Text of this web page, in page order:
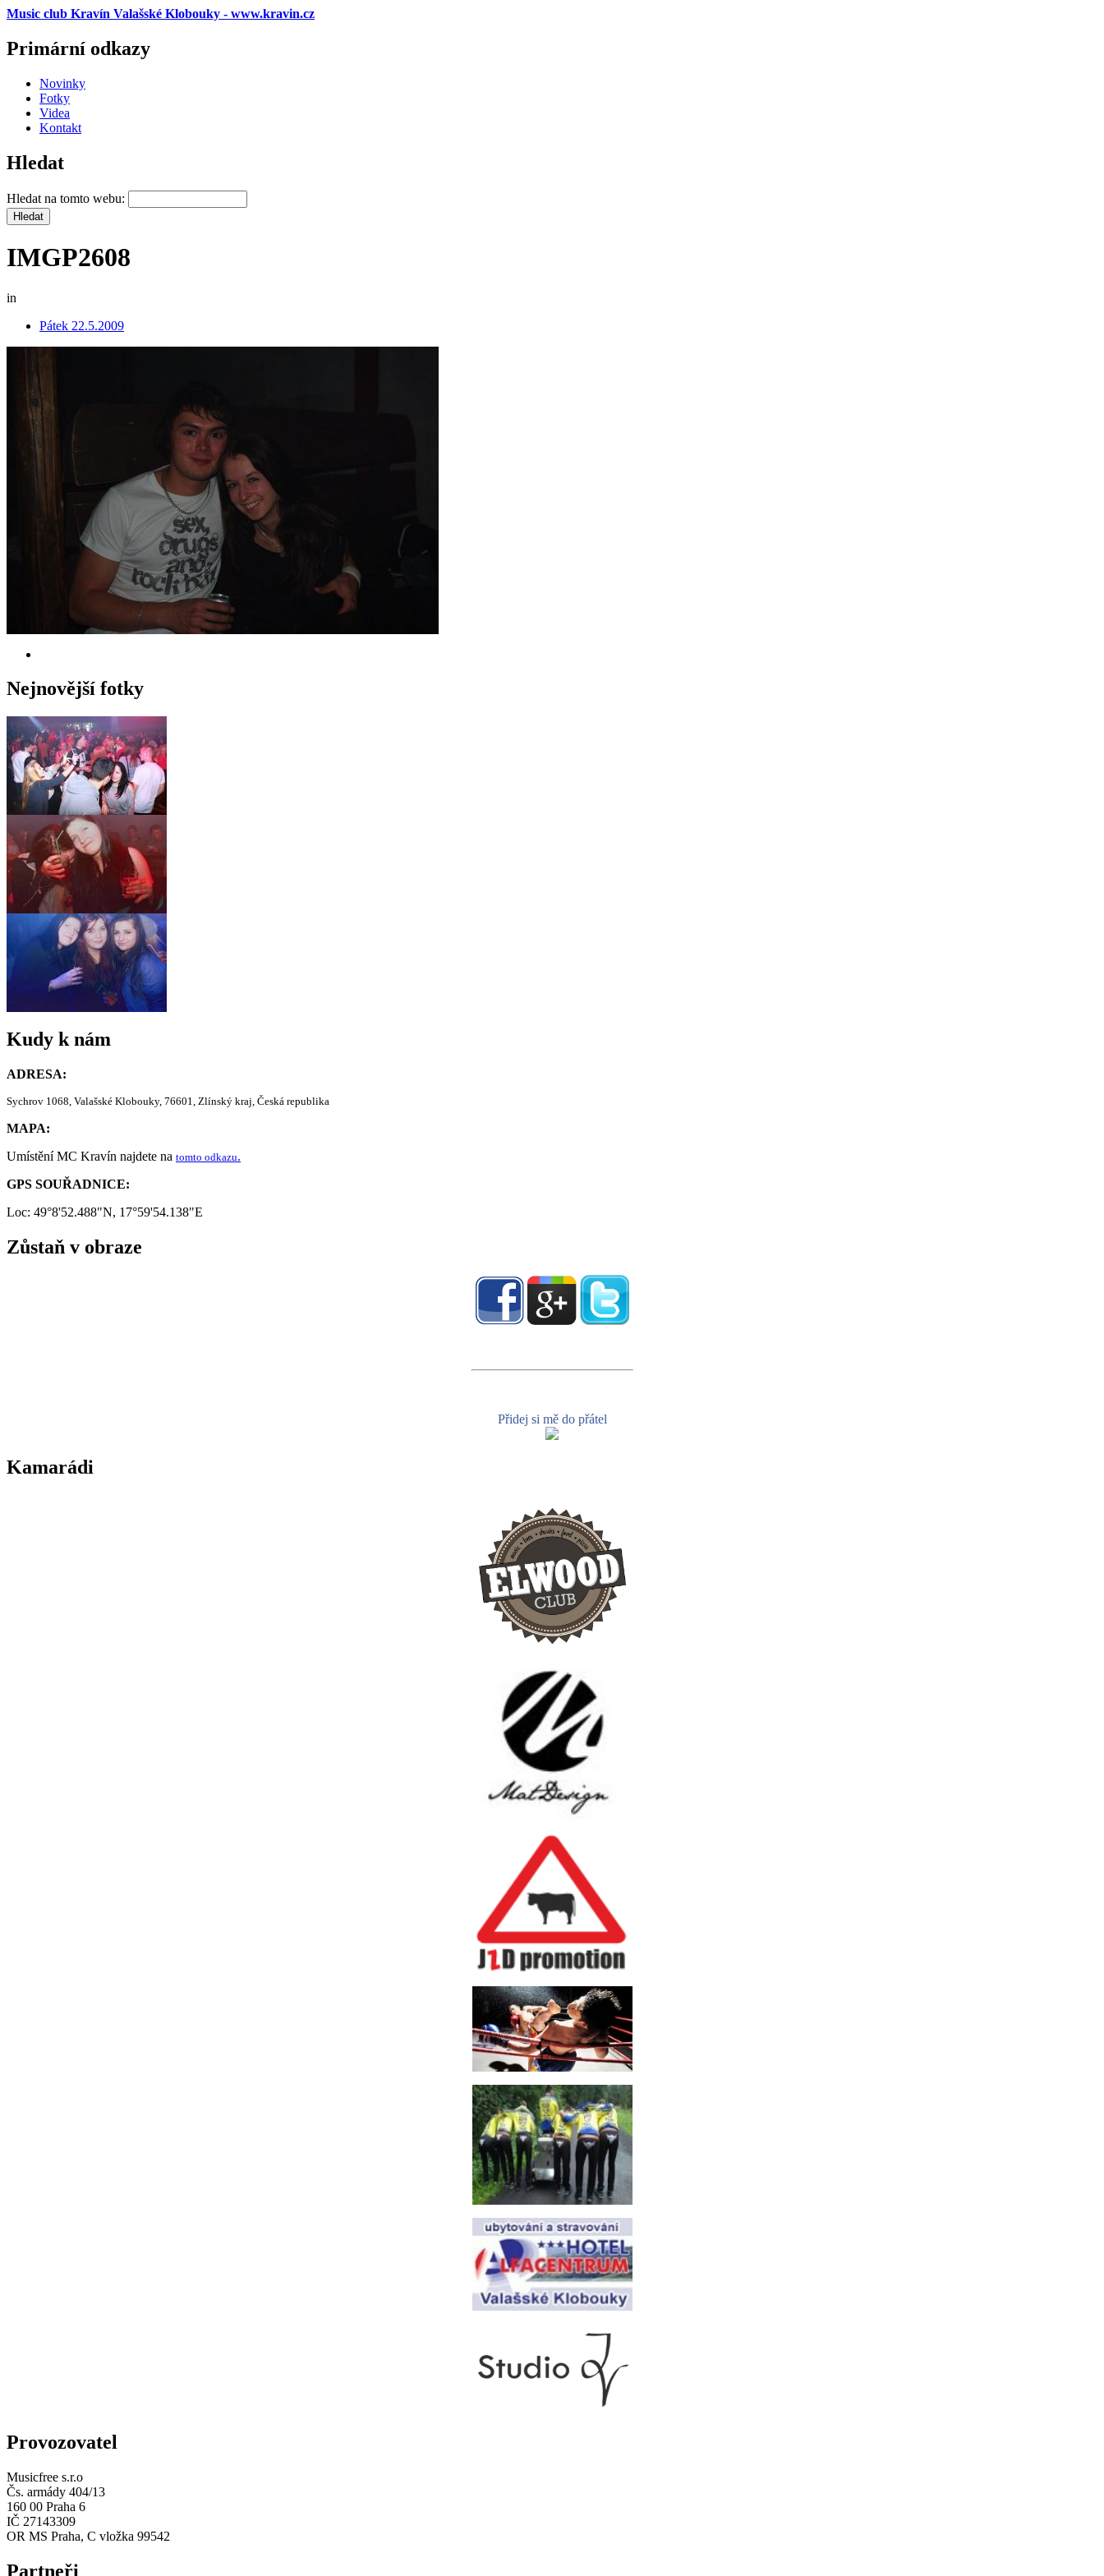
Music club Kravín Valašské Klobouky - www.kravin.cz
Primární odkazy
Novinky
Fotky
Videa
Kontakt
Hledat
Hledat na tomto webu:
IMGP2608
in
Pátek 22.5.2009
Nejnovější fotky
Kudy k nám
ADRESA:
Sychrov 1068, Valašské Klobouky, 76601, Zlínský kraj, Česká republika
MAPA:
Umístění MC Kravín najdete na tomto odkazu.
GPS SOUŘADNICE:
Loc: 49°8'52.488"N, 17°59'54.138"E
Zůstaň v obraze
Přidej si mě do přátel
Kamarádi
Provozovatel
Musicfree s.r.o
Čs. armády 404/13
160 00 Praha 6
IČ 27143309
OR MS Praha, C vložka 99542
Partneři